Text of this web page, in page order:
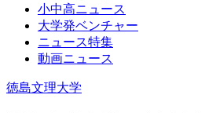
小中高ニュース
大学発ベンチャー
ニュース特集
動画ニュース
徳島文理大学